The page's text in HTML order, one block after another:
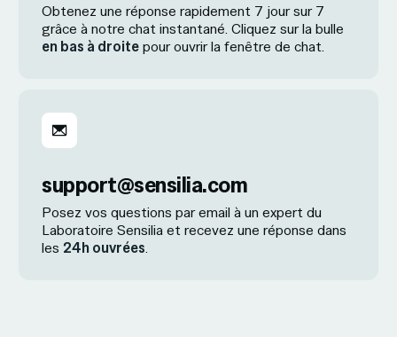
Obtenez une réponse rapidement 7 jour sur 7
grâce à notre chat instantané. Cliquez sur la bulle
en bas à droitepour ouvrir la fenêtre de chat.
support@sensilia.com
Posez vos questions par email à un expert du
Laboratoire Sensilia et recevez une réponse dans
les24h ouvrées.